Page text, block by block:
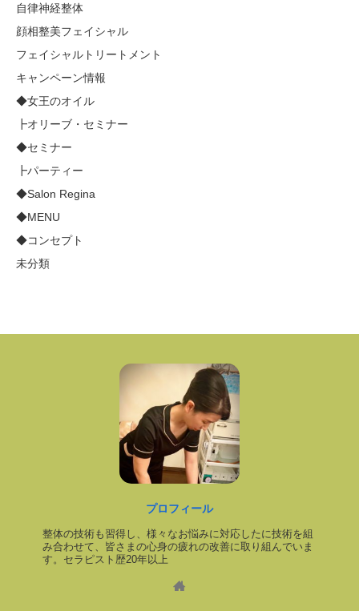
自律神経整体
顔相整美フェイシャル
フェイシャルトリートメント
キャンペーン情報
◆女王のオイル
┣オリーブ・セミナー
◆セミナー
┣パーティー
◆Salon Regina
◆MENU
◆コンセプト
未分類
プロフィール
整体の技術も習得し、様々なお悩みに対応したに技術を組
み合わせて、皆さまの心身の疲れの改善に取り組んでいま
す。セラピスト歴20年以上